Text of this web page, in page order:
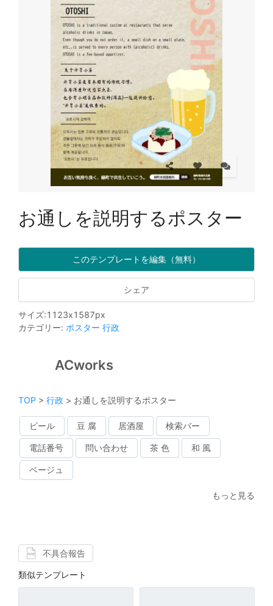
お通しを説明するポスター
このテンプレートを編集（無料）
シェア
サイズ:1123x1587px
カテゴリー: ポスター 行政
ACworks
TOP > 行政 > お通しを説明するポスター
ビール 豆 腐 居酒屋 検索バー
電話番号 問い合わせ 茶 色 和 風
ベージュ
もっと見る
不具合報告
類似テンプレート